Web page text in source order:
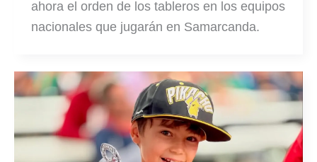
ahora el orden de los tableros en los equipos
nacionales que jugarán en Samarcanda.